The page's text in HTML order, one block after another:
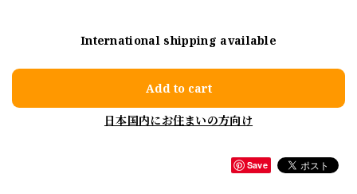
International shipping available
Add to cart
日本国内にお住まいの方向け
Save